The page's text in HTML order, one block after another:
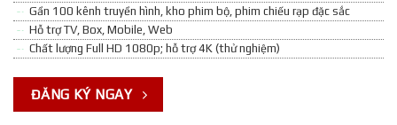
Gần 100 kênh truyền hình, kho phim bộ, phim chiếu rạp đặc sắc
Hỗ trợ TV, Box, Mobile, Web
Chất lượng Full HD 1080p; hỗ trợ 4K (thử nghiệm)
ĐĂNG KÝ NGAY